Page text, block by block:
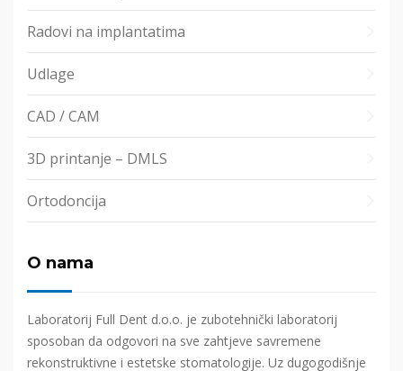
Radovi na implantatima
Udlage
CAD / CAM
3D printanje – DMLS
Ortodoncija
O nama
Laboratorij Full Dent d.o.o. je zubotehnički laboratorij
sposoban da odgovori na sve zahtjeve savremene
rekonstruktivne i estetske stomatologije. Uz dugogodišnje